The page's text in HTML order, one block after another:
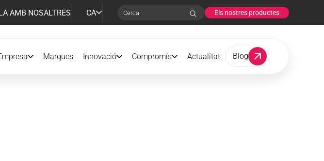
AMB NOSALTRES CA Search Els nostres productes
Marques Innovació Compromís Actualitat Blog